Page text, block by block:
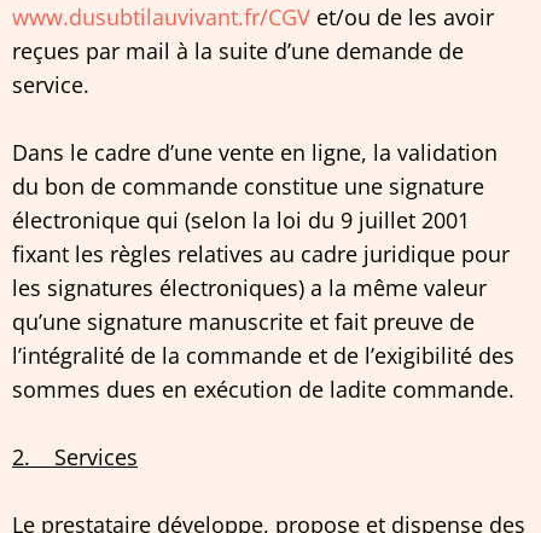
www.dusubtilauvivant.fr/CGV et/ou de les avoir
reçues par mail à la suite d’une demande de
service.
Dans le cadre d’une vente en ligne, la validation
du bon de commande constitue une signature
électronique qui (selon la loi du 9 juillet 2001
fixant les règles relatives au cadre juridique pour
les signatures électroniques) a la même valeur
qu’une signature manuscrite et fait preuve de
l’intégralité de la commande et de l’exigibilité des
sommes dues en exécution de ladite commande.
2. Services
Le prestataire développe, propose et dispense des